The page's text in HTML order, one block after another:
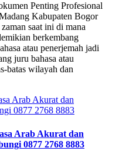
Penting Profesional
Kabupaten Bogor
saat ini di mana
berkembang
atau penerjemah jadi
juru bahasa atau
batas wilayah dan
Arab Akurat dan
0877 2768 8883